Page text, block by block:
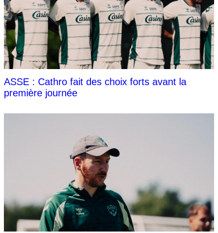
ASSE : Cathro fait des choix forts avant la
première journée